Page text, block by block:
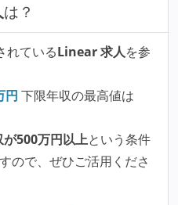
は？
れているLinear 求人を参
円 下限年収の最高値は
が500万円以上という条件
ので、ぜひご活用くださ